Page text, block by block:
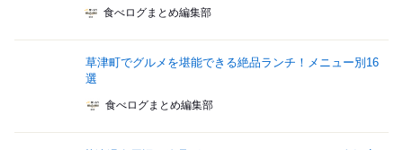
食べログまとめ編集部
草津町でグルメを堪能できる絶品ランチ！メニュー別16
選
食べログまとめ編集部